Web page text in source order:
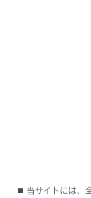
頭上のスイッチ
ードの操作がで
当サイトには、